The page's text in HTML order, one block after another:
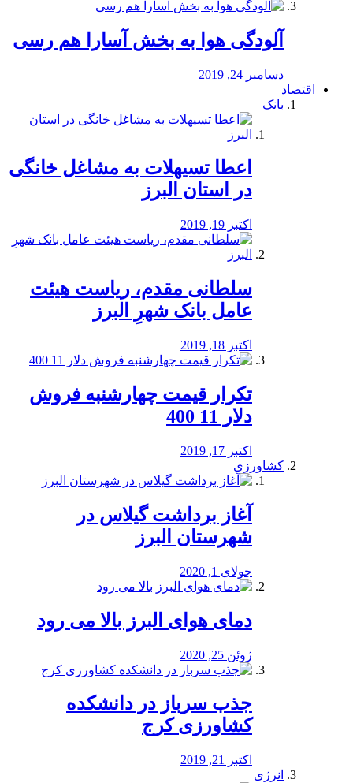
آلودگی هوا به بخش آسارا هم رسی
دسامبر 24, 2019
اقتصاد
بانک
️اعطا تسیهلات به مشاغل خانگی
در استان البرز
اکتبر 19, 2019
سلطانی مقدم، ریاست هیئت
عامل بانک شهرِ البرز
اکتبر 18, 2019
تکرار قیمت چهارشنبه فروش
دلار 11 400
اکتبر 17, 2019
کشاورزی
آغاز برداشت گیلاس در
شهرستان البرز
جولای 1, 2020
دمای هوای البرز بالا می رود
ژوئن 25, 2020
جذب سرباز در دانشکده
کشاورزی کرج
اکتبر 21, 2019
انرژی